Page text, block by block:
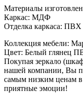
Материалы
Каркас: МДФ
Отделка каркаса: ПВХ
Коллекция мебели:
Цвет: Белый глянец
Покупая зеркало
нашей компании, Вы
самым низким ценам
приятные эмоции!